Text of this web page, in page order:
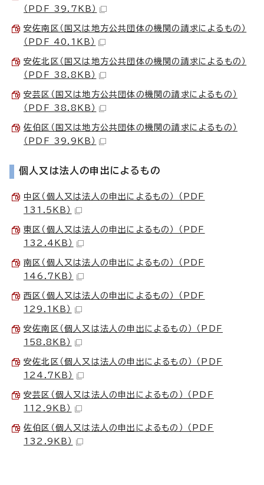
（PDF 39.7KB）
安佐南区（国又は地方公共団体の機関の請求によるもの）
（PDF 40.1KB）
安佐北区（国又は地方公共団体の機関の請求によるもの）
（PDF 38.8KB）
安芸区（国又は地方公共団体の機関の請求によるもの）
（PDF 38.8KB）
佐伯区（国又は地方公共団体の機関の請求によるもの）
（PDF 39.9KB）
個人又は法人の申出によるもの
中区（個人又は法人の申出によるもの） （PDF
131.5KB）
東区（個人又は法人の申出によるもの） （PDF
132.4KB）
南区（個人又は法人の申出によるもの） （PDF
146.7KB）
西区（個人又は法人の申出によるもの） （PDF
129.1KB）
安佐南区（個人又は法人の申出によるもの） （PDF
158.8KB）
安佐北区（個人又は法人の申出によるもの） （PDF
124.7KB）
安芸区（個人又は法人の申出によるもの） （PDF
112.9KB）
佐伯区（個人又は法人の申出によるもの） （PDF
132.9KB）